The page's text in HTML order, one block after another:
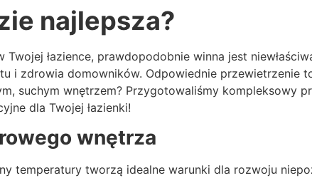
najlepsza?
łazience, prawdopodobnie winna jest
i zdrowia domowników. Odpowiednie przewietrzenie
suchym wnętrzem? Przygotowaliśmy kompleksowy
dla Twojej łazienki!
wnętrza
temperatury tworzą idealne warunki dla rozwoju